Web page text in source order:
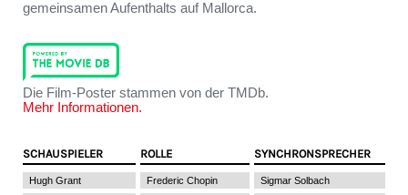
gemeinsamen Aufenthalts auf Mallorca.
Die Film-Poster stammen von der TMDb.
Mehr Informationen.
SCHAUSPIELER ROLLE SYNCHRONSPRECHER
Hugh Grant Frederic Chopin
Sigmar Solbach